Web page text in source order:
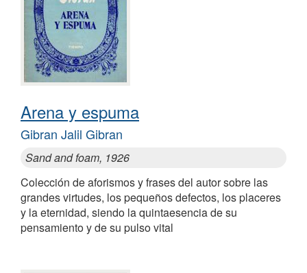
Arena y espuma
Gibran Jalil Gibran
Sand and foam, 1926
Colección de aforismos y frases del autor sobre las
grandes virtudes, los pequeños defectos, los placeres
y la eternidad, siendo la quintaesencia de su
pensamiento y de su pulso vital